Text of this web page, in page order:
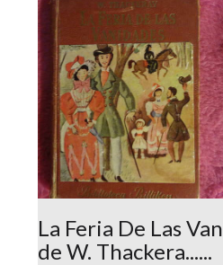
La Feria De Las
de W. Thackera......